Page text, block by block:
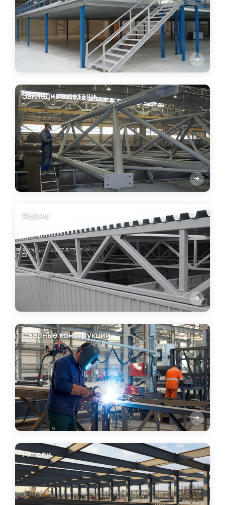
Закладные детали
Фермы
Сварные конструкции
Ригели